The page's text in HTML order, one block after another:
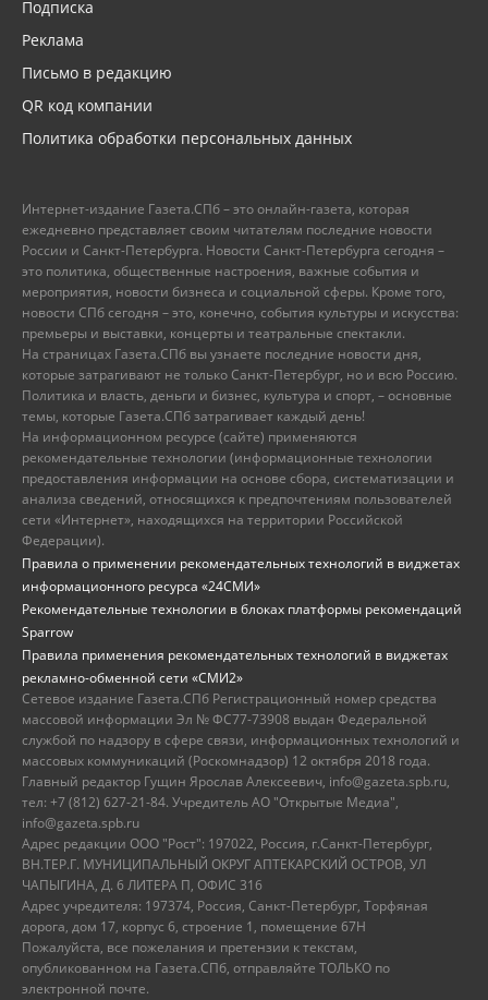
Подписка
Реклама
Письмо в редакцию
QR код компании
Политика обработки персональных данных
Интернет-издание Газета.СПб – это онлайн-газета, которая
ежедневно представляет своим читателям последние новости
России и Санкт-Петербурга. Новости Санкт-Петербурга сегодня –
это политика, общественные настроения, важные события и
мероприятия, новости бизнеса и социальной сферы. Кроме того,
новости СПб сегодня – это, конечно, события культуры и искусства:
премьеры и выставки, концерты и театральные спектакли.
На страницах Газета.СПб вы узнаете последние новости дня,
которые затрагивают не только Санкт-Петербург, но и всю Россию.
Политика и власть, деньги и бизнес, культура и спорт, – основные
темы, которые Газета.СПб затрагивает каждый день!
На информационном ресурсе (сайте) применяются
рекомендательные технологии (информационные технологии
предоставления информации на основе сбора, систематизации и
анализа сведений, относящихся к предпочтениям пользователей
сети «Интернет», находящихся на территории Российской
Федерации).
Правила о применении рекомендательных технологий в виджетах
информационного ресурса «24СМИ»
Рекомендательные технологии в блоках платформы рекомендаций
Sparrow
Правила применения рекомендательных технологий в виджетах
рекламно-обменной сети «СМИ2»
Сетевое издание Газета.СПб Регистрационный номер средства
массовой информации Эл № ФС77-73908 выдан Федеральной
службой по надзору в сфере связи, информационных технологий и
массовых коммуникаций (Роскомнадзор) 12 октября 2018 года.
Главный редактор Гущин Ярослав Алексеевич, info@gazeta.spb.ru,
тел: +7 (812) 627-21-84. Учредитель АО "Открытые Медиа",
info@gazeta.spb.ru
Адрес редакции ООО "Рост": 197022, Россия, г.Санкт-Петербург,
ВН.ТЕР.Г. МУНИЦИПАЛЬНЫЙ ОКРУГ АПТЕКАРСКИЙ ОСТРОВ, УЛ
ЧАПЫГИНА, Д. 6 ЛИТЕРА П, ОФИС 316
Адрес учредителя: 197374, Россия, Санкт-Петербург, Торфяная
дорога, дом 17, корпус 6, строение 1, помещение 67Н
Пожалуйста, все пожелания и претензии к текстам,
опубликованном на Газета.СПб, отправляйте ТОЛЬКО по
электронной почте.